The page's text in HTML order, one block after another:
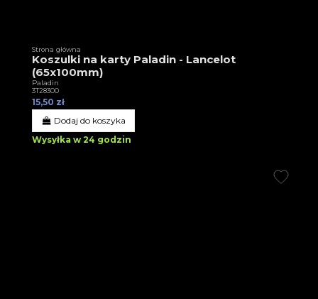
Strona główna
Koszulki na karty Paladin - Lancelot
(65x100mm)
Paladin
3T28300
15,50 zł
Dodaj do koszyka
Wysyłka w 24 godzin